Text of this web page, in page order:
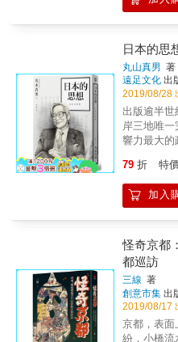
導！ TBS《あさチャン！》、富士電視台《め
ざましテレ
&hellip;&hellip; ◎有圖有真相，東西
了然 ◎詳載取材店家資訊，想吃美食、玩樂趣
就跟著按圖索驥！ 名人推薦
木由香／台
東西軍，
角。除了內
菜為主。 ►西日本多「石垣城」，東日本多
「土壘城」？◄ 赴日旅遊總少不
地名城，但
西日本的城
土壘打造
關！？ ►日本南部口味也偏甜？日本全國醬油
品評大會◄ 日本各地醬油大不同，據說九州的
醬油偏甜
山、香川、
淡都能吃
「日本最甜」的稱號
較保證激
對決《日本大
日本經典大
東西大不同 關東v.s.關西，今晚你站哪一邊？
本書特色 ◎日本系列累銷超過10萬冊！在日本
引起話題，各大
ャン！》、
NHK《金
神話與宙斯
神上帝的
的獨特心
結構論──
會問題之鑰
引進到融
調適人文風
之，透視
從而掌握日
化的深層（
日本的思
丸山真男 著
遠足文化 出
2019/08/28
出版逾半
岸三地唯一完
響力最大的
典 「僅有出現重大變化與混亂的時期，才會有
如丸山真男
在日本，
年，丸山
京，深受父
代表性的
響，於大正
國大學法學
從馬克思
特徵與矛盾
79 折 特
加入
怪奇京都
都巡訪
三線 著
創意市集 出
2019/08/17
京都，表面
紛，小橋流